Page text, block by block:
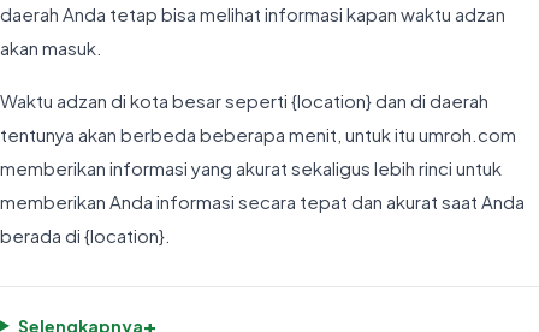
daerah Anda tetap bisa melihat informasi kapan waktu adzan
akan masuk.
Waktu adzan di kota besar seperti {location} dan di daerah
tentunya akan berbeda beberapa menit, untuk itu umroh.com
memberikan informasi yang akurat sekaligus lebih rinci untuk
memberikan Anda informasi secara tepat dan akurat saat Anda
berada di {location}.
Selengkapnya+